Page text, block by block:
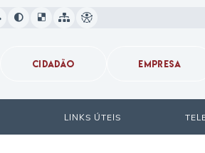
CIDADÃO EMPRESA
LINKS ÚTEIS